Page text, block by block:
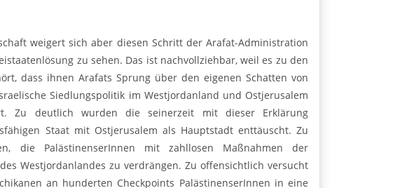
weigert sich aber diesen Schritt der Arafat-Administration
zu sehen. Das ist nachvollziehbar, weil es zu den
dass ihnen Arafats Sprung über den eigenen Schatten von
Siedlungspolitik im Westjordanland und Ostjerusalem
Zu deutlich wurden die seinerzeit mit dieser Erklärung
Staat mit Ostjerusalem als Hauptstadt enttäuscht. Zu
die PalästinenserInnen mit zahllosen Maßnahmen der
Westjordanlandes zu verdrängen. Zu offensichtlich versucht
an hunderten Checkpoints PalästinenserInnen in eine